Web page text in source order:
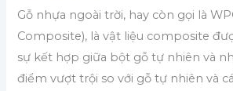
Gỗ nhựa ngoài trời, hay còn gọi là
Composite), là vật liệu composite
sự kết hợp giữa bột gỗ tự nhiên và
điểm vượt trội so với gỗ tự nhiên và